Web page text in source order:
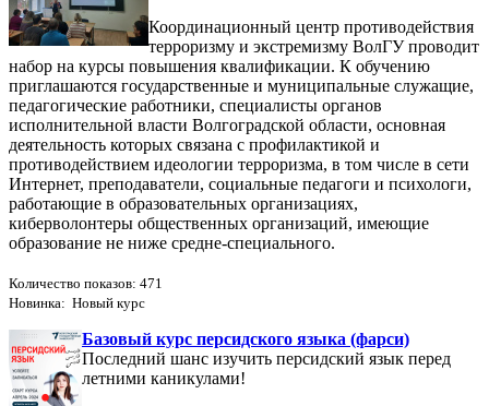
Координационный центр противодействия
терроризму и экстремизму ВолГУ проводит
набор на курсы повышения квалификации. К обучению
приглашаются государственные и муниципальные служащие,
педагогические работники, специалисты органов
исполнительной власти Волгоградской области, основная
деятельность которых связана с профилактикой и
противодействием идеологии терроризма, в том числе в сети
Интернет, преподаватели, социальные педагоги и психологи,
работающие в образовательных организациях,
киберволонтеры общественных организаций, имеющие
образование не ниже средне-специального.
Количество показов: 471
Новинка: Новый курс
Базовый курс персидского языка (фарси)
Последний шанс изучить персидский язык перед
летними каникулами!